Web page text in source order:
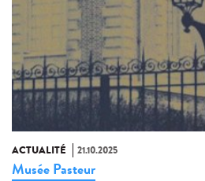
ACTUALITÉ 21.10.2025
Musée Pasteur